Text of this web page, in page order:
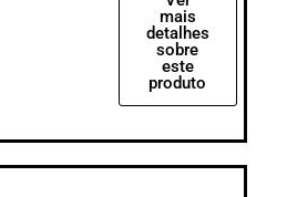
mais
detalhes
sobre
este
produto